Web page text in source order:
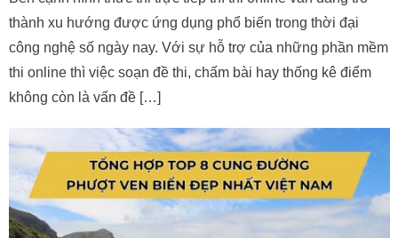
thành xu hướng được ứng dụng phổ biến trong thời đại
công nghệ số ngày nay. Với sự hỗ trợ của những phần mềm
thi online thì việc soạn đề thi, chấm bài hay thống kê điểm
không còn là vấn đề […]